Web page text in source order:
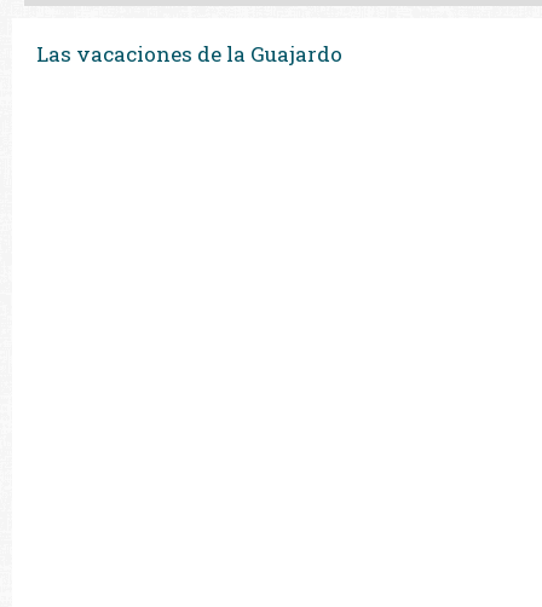
Las vacaciones de la Guajardo